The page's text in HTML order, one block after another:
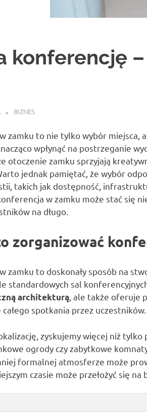
konferencję
BIZNES
zamku to nie tylko wybór miejsca,
wpłynąć na postrzeganie
otoczenie zamku sprzyjają
jednak pamiętać, że wybór
takich jak dostępność,
w zamku może stać się
na długo.
zorganizować
zamku to doskonały sposób na
standardowych sal
architekturą , ale także oferuje
spotkania przez uczestników.
zyskujemy więcej niż
ogrody czy zabytkowe
formalnej atmosferze może
czasie może przełożyć się